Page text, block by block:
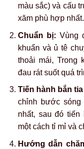
màu sắc) và cấu
xăm phù hợp nhất.
Chuẩn bị: Vùng
khuẩn và ủ tê
thoải mái, Trong
đau rát suốt quá
Tiến hành bắn
chỉnh bước
nhất, sau đó tiến
một cách tỉ mỉ và
Hướng dẫn